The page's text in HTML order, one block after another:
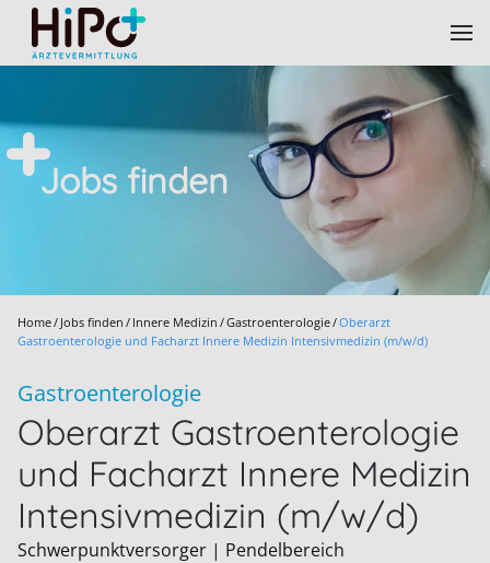
Skip to main content
Jobs finden
Home Jobs finden Innere Medizin Gastroenterologie Oberarzt
Gastroenterologie und Facharzt Innere Medizin Intensivmedizin (m/w/d)
Gastroenterologie
Oberarzt Gastroenterologie
und Facharzt Innere Medizin
Intensivmedizin (m/w/d)
Schwerpunktversorger | Pendelbereich